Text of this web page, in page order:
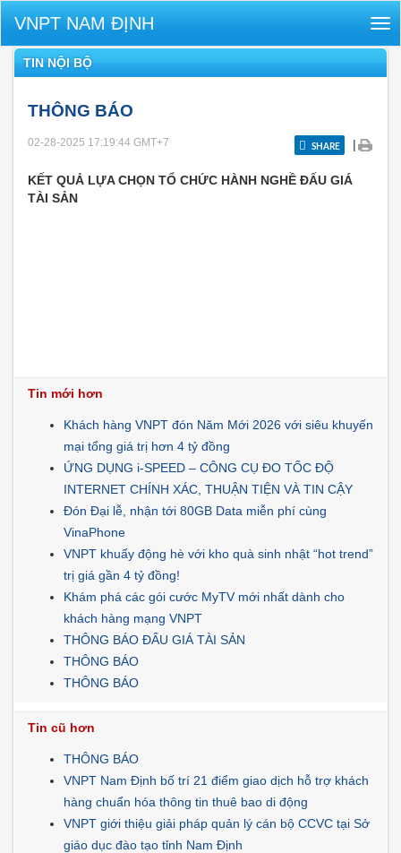
VNPT NAM ĐỊNH
TIN NỘI BỘ
THÔNG BÁO
02-28-2025 17:19:44 GMT+7 SHARE |
KẾT QUẢ LỰA CHỌN TỔ CHỨC HÀNH NGHỀ ĐẤU GIÁ
TÀI SẢN
Tin mới hơn
Khách hàng VNPT đón Năm Mới 2026 với siêu khuyến
mại tổng giá trị hơn 4 tỷ đồng
ỨNG DỤNG i-SPEED – CÔNG CỤ ĐO TỐC ĐỘ
INTERNET CHÍNH XÁC, THUẬN TIỆN VÀ TIN CẬY
Đón Đại lễ, nhận tới 80GB Data miễn phí cùng
VinaPhone
VNPT khuấy động hè với kho quà sinh nhật “hot trend”
trị giá gần 4 tỷ đồng!
Khám phá các gói cước MyTV mới nhất dành cho
khách hàng mạng VNPT
THÔNG BÁO ĐẤU GIÁ TÀI SẢN
THÔNG BÁO
THÔNG BÁO
Tin cũ hơn
THÔNG BÁO
VNPT Nam Định bố trí 21 điểm giao dịch hỗ trợ khách
hàng chuẩn hóa thông tin thuê bao di động
VNPT giới thiệu giải pháp quản lý cán bộ CCVC tại Sở
giáo dục đào tạo tỉnh Nam Định